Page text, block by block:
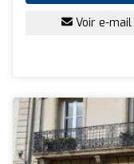
Voir e-mail